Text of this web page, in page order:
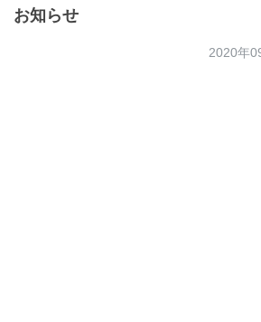
お知らせ
2020年